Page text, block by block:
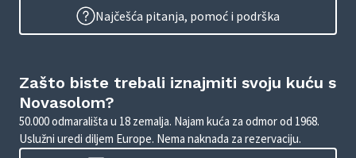
Najčešća pitanja, pomoć i podrška
Zašto biste trebali iznajmiti svoju kuću s
Novasolom?
50.000 odmarališta u 18 zemalja. Najam kuća za odmor od 1968.
Uslužni uredi diljem Europe. Nema naknada za rezervaciju.